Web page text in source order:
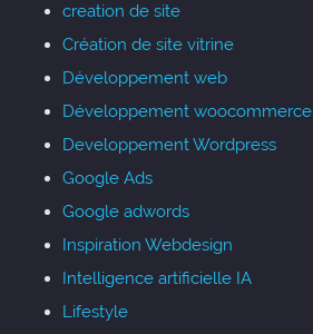
creation de site
Création de site vitrine
Développement web
Développement woocommerce
Developpement Wordpress
Google Ads
Google adwords
Inspiration Webdesign
Intelligence artificielle IA
Lifestyle